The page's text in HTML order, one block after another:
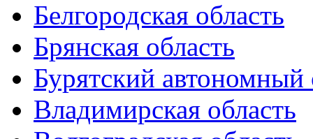
Белгородская область
Брянская область
Бурятский автономный
Владимирская область